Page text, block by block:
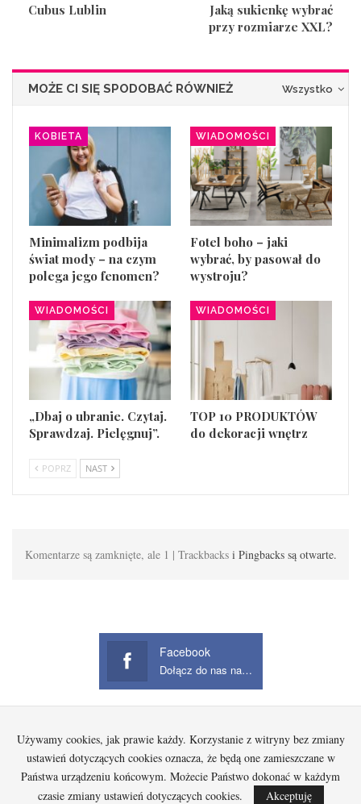
Cubus Lublin
Jaką sukienkę wybrać
przy rozmiarze XXL?
Wszystko
MOŻE CI SIĘ SPODOBAĆ RÓWNIEŻ
KOBIETA
Minimalizm podbija
świat mody – na czym
polega jego fenomen?
WIADOMOŚCI
Fotel boho – jaki
wybrać, by pasował do
wystroju?
WIADOMOŚCI
„Dbaj o ubranie. Czytaj.
Sprawdzaj. Pielęgnuj”.
WIADOMOŚCI
TOP 10 PRODUKTÓW
do dekoracji wnętrz
POPRZ NAST
Komentarze są zamknięte, ale 1 | Trackbacks i Pingbacks są otwarte.
Facebook
Dołącz do nas na Facebook
Startowa Kobieta Dziecko Mężczyzna
Beauty
Gadżety
Jak kupować na Aliexpress?
© 2026 - Wszelkie prawa zastrzeżone.
Używamy cookies, jak prawie każdy. Korzystanie z witryny bez zmiany
ustawień dotyczących cookies oznacza, że będą one zamieszczane w
Państwa urządzeniu końcowym. Możecie Państwo dokonać w każdym
czasie zmiany ustawień dotyczących cookies.
Akceptuję